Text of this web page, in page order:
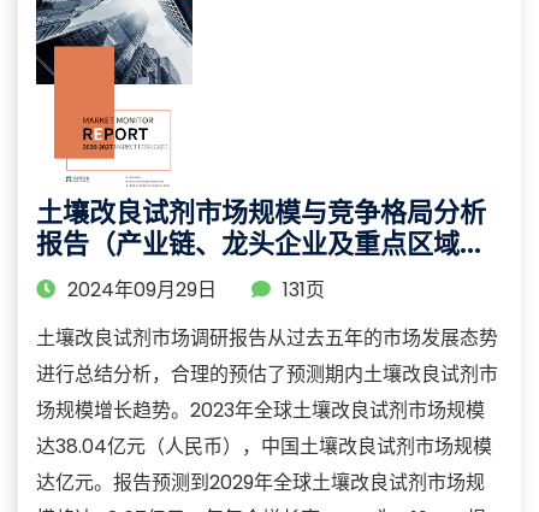
土壤改良试剂市场规模与竞争格局分析
报告（产业链、龙头企业及重点区域研
究）2024年09月29日
131页
土壤改良试剂市场调研报告从过去五年的市场发展态势
进行总结分析，合理的预估了预测期内土壤改良试剂市
场规模增长趋势。2023年全球土壤改良试剂市场规模
达38.04亿元（人民币），中国土壤改良试剂市场规模
达亿元。报告预测到2029年全球土壤改良试剂市场规